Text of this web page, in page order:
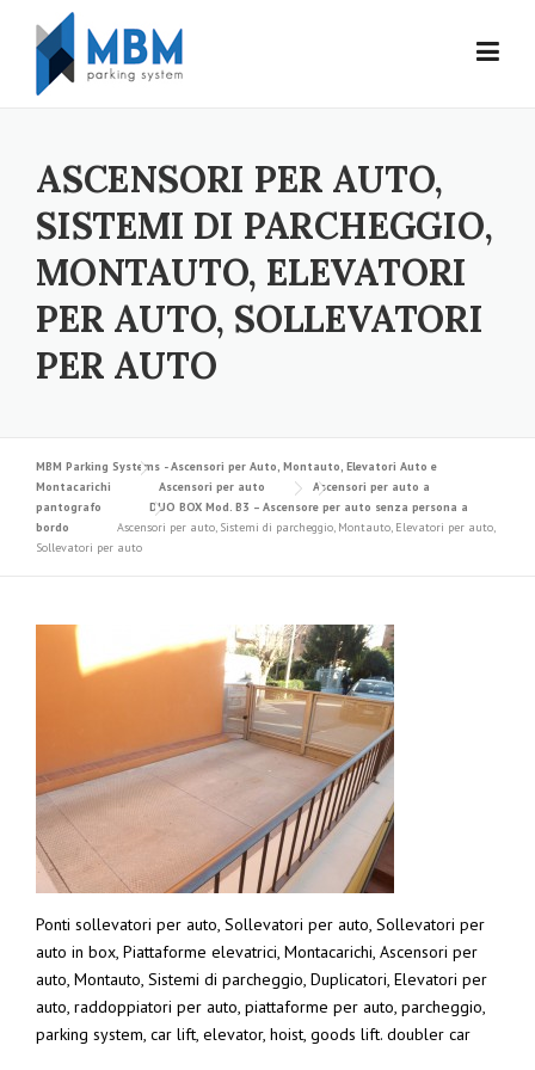
Skip to content
ASCENSORI PER AUTO,
SISTEMI DI PARCHEGGIO,
MONTAUTO, ELEVATORI
PER AUTO, SOLLEVATORI
PER AUTO
MBM Parking Systems - Ascensori per Auto, Montauto, Elevatori Auto e
Montacarichi
Ascensori per auto
Ascensori per auto a
pantografo
DUO BOX Mod. B3 – Ascensore per auto senza persona a
bordo
Ascensori per auto, Sistemi di parcheggio, Montauto, Elevatori per auto,
Sollevatori per auto
Ponti sollevatori per auto, Sollevatori per auto, Sollevatori per
auto in box, Piattaforme elevatrici, Montacarichi, Ascensori per
auto, Montauto, Sistemi di parcheggio, Duplicatori, Elevatori per
auto, raddoppiatori per auto, piattaforme per auto, parcheggio,
parking system, car lift, elevator, hoist, goods lift. doubler car